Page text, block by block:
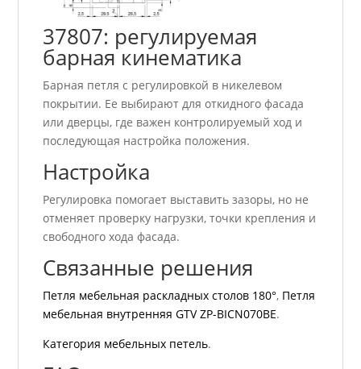
37807: регулируемая
барная кинематика
Барная петля с регулировкой в никелевом
покрытии. Ее выбирают для откидного фасада
или дверцы, где важен контролируемый ход и
последующая настройка положения.
Настройка
Регулировка помогает выставить зазоры, но не
отменяет проверку нагрузки, точки крепления и
свободного хода фасада.
Связанные решения
Петля мебельная раскладных столов 180°, Петля
мебельная внутренняя GTV ZP-BICN070BE.
Категория мебельных петель.